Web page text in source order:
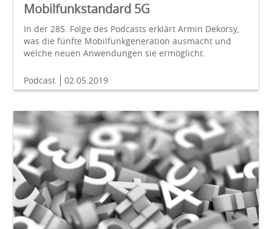
Mobilfunkstandard 5G
In der 285. Folge des Podcasts erklärt Armin Dekorsy,
was die fünfte Mobilfunkgeneration ausmacht und
welche neuen Anwendungen sie ermöglicht.
Podcast 02.05.2019